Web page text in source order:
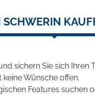
sichern Sie sich Ihren
Wünsche offen.
Features